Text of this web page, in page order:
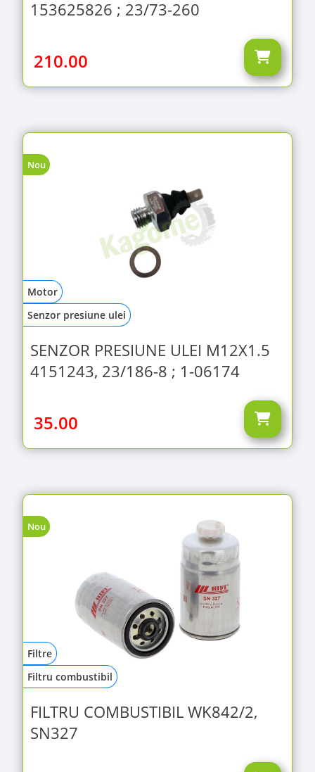
153625826 ; 23/73-260
210.00
Nou
Motor
Senzor presiune ulei
SENZOR PRESIUNE ULEI M12X1.5
4151243, 23/186-8 ; 1-06174
35.00
Nou
Filtre
Filtru combustibil
FILTRU COMBUSTIBIL WK842/2,
SN327